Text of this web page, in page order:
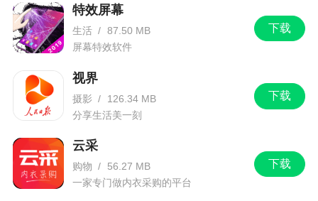
1、且慢，一款非常好用的金融投资理财神器，
在这里教会你金融投资理财，在这里为你实时更新
理财方案，且慢，带给你不一样的理财体验
2、是盈米财富推出的基金组合平台。且慢支持
组合资产分布分析、归因分析、一键下单/调仓/跟调/
撤单等功能，旨在让使用且慢享受便捷的投资服
务。欢迎大家在下载
下载
特效屏幕
生活 / 87.50 MB
屏幕特效软件
下载
视界
摄影 /
126.34 MB
分享生活美一刻
下载
云采
购物 /
56.27 MB
一家专门做内衣采购的平台